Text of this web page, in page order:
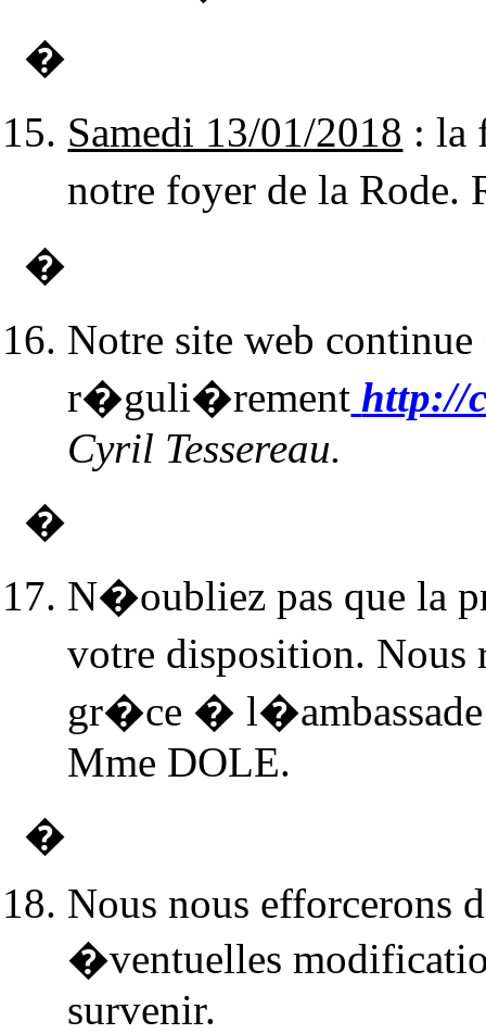
�
Samedi 13/01/2018 : la
notre foyer dela Rode.
�
Notre site web
r�guli�rement http://
Cyril Tessereau.
�
N�oubliez pas que la
votre disposition.
gr�ce � l�ambassade
Mme DOLE.
�
Nous nous efforcerons
�ventuelles
survenir.